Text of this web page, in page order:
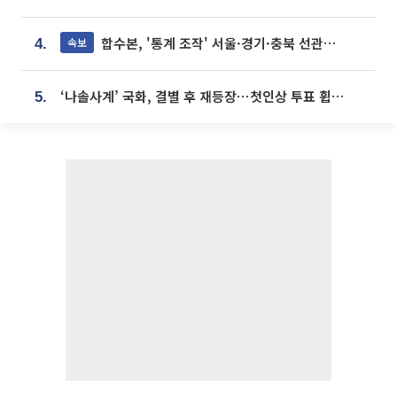
4. 속보 합수본, '통계 조작' 서울·경기·충북 선관위 등 추가 압수수색
5. ‘나솔사계’ 국화, 결별 후 재등장⋯첫인상 투표 휩쓸고 ‘인기녀’ 등극